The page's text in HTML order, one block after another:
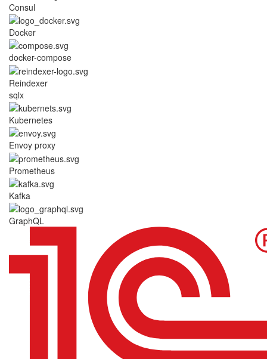
Consul
Docker
docker-compose
Reindexer
sqlx
Kubernetes
Envoy proxy
Prometheus
Kafka
GraphQL